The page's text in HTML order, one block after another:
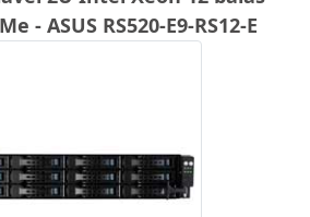
- ASUS RS520-E9-RS12-E